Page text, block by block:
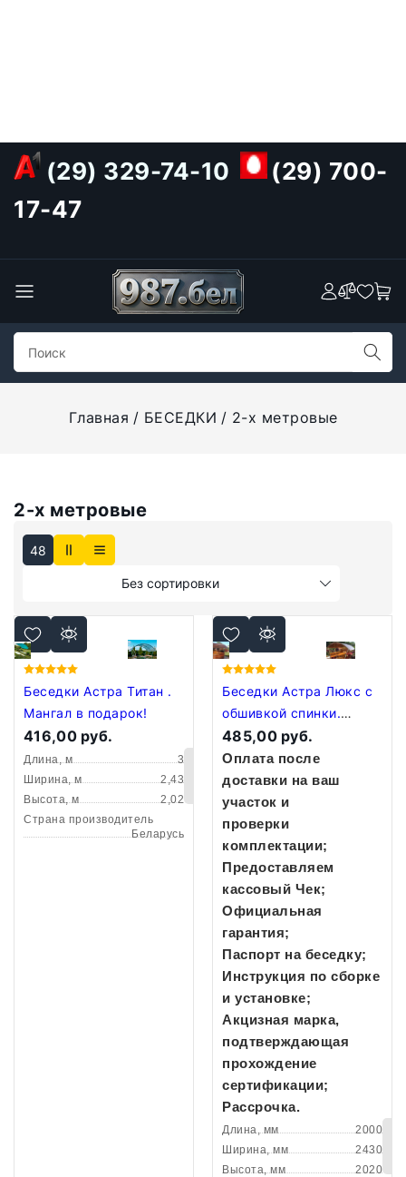
(29) 329-74-10
(29) 700-
17-47
Главная БЕСЕДКИ 2-х метровые
2-х метровые
48
Без сортировки
Беседки Астра Титан .
Мангал в подарок!
416,00 руб.
Длина, м
3
Ширина, м
2,43
Высота, м
2,02
Страна производитель
Беларусь
В
корзину
Беседки Астра Люкс с
обшивкой спинки.
Мангал + москитная
сетка в подарок!
485,00 руб.
Оплата после
доставки на ваш
участок и
проверки
комплектации;
Предоставляем
кассовый Чек;
Официальная
гарантия;
Паспорт на беседку;
Инструкция по сборке
и установке;
Акцизная марка,
подтверждающая
прохождение
сертификации;
Рассрочка.
Длина, мм
2000
Ширина, мм
2430
Высота, мм
2020